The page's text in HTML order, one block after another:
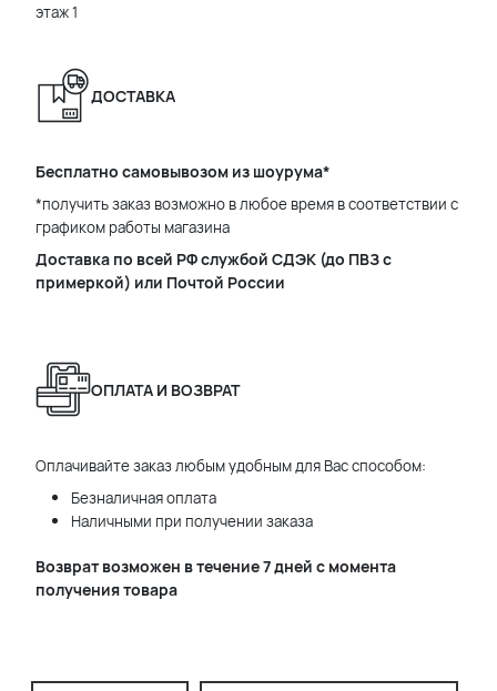
этаж 1
ДОСТАВКА
Бесплатно самовывозом из шоурума*
*получить заказ возможно в любое время в соответствии с
графиком работы магазина
Доставка по всей РФ службой СДЭК (до ПВЗ с
примеркой) или Почтой России
ОПЛАТА И ВОЗВРАТ
Оплачивайте заказ любым удобным для Вас способом:
Безналичная оплата
Наличными при получении заказа
Возврат возможен в течение 7 дней с момента
получения товара